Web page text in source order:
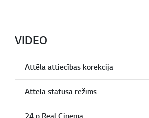
VIDEO
Attēla attiecības korekcija
Attēla statusa režīms
24 p Real Cinema